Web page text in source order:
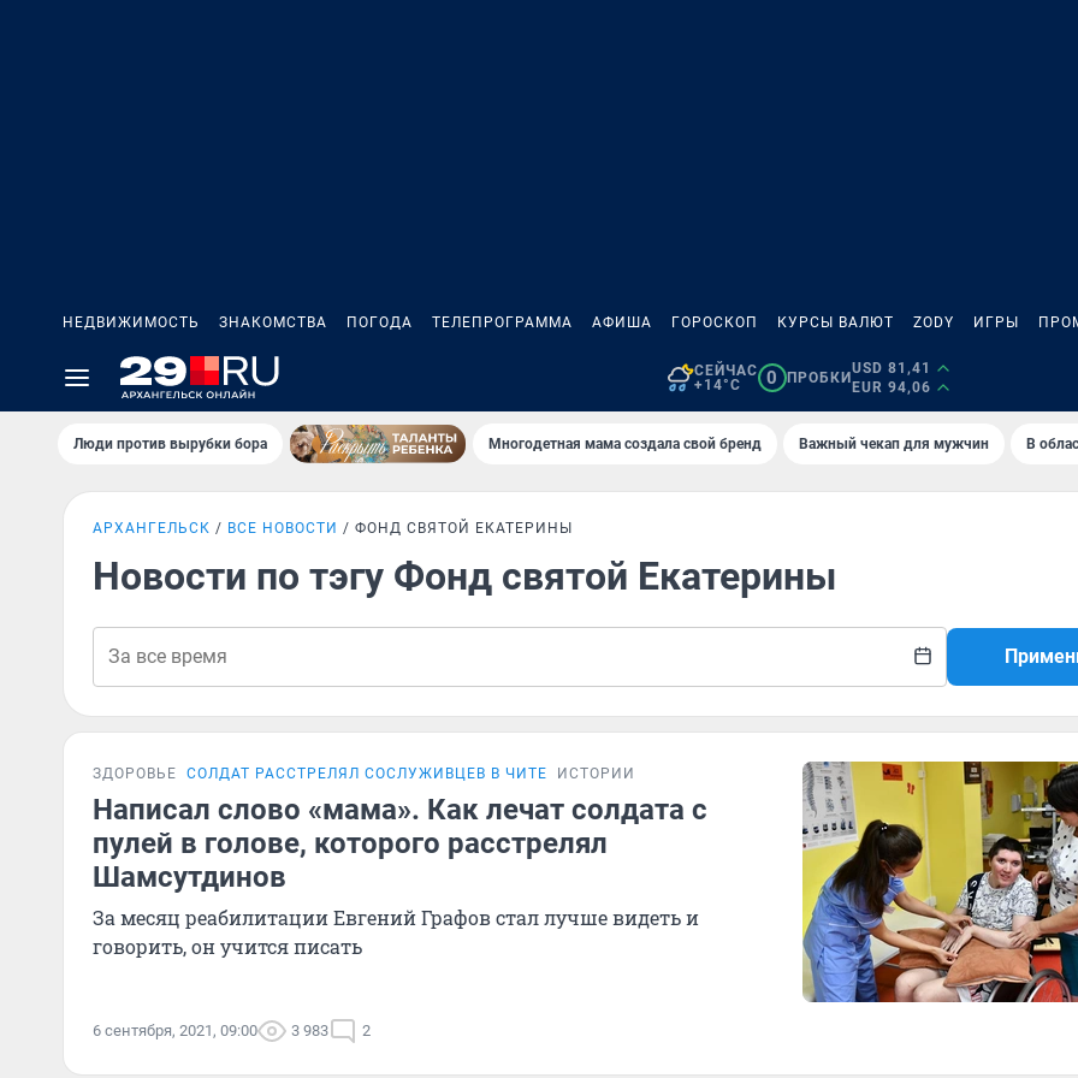
НЕДВИЖИМОСТЬ ЗНАКОМСТВА ПОГОДА ТЕЛЕПРОГРАММА АФИША ГОРОСКОП КУРСЫ ВАЛЮТ ZODY ИГРЫ
СЕЙЧАС
+14°C
0 ПРОБКИ
USD 81,41
EUR 94,06
Люди против вырубки бора Многодетная мама создала свой бренд Важный чекап для мужчин В
АРХАНГЕЛЬСК ВСЕ НОВОСТИ ФОНД СВЯТОЙ ЕКАТЕРИНЫ
Новости по тэгу Фонд святой Екатерины
ЗДОРОВЬЕ СОЛДАТ РАССТРЕЛЯЛ СОСЛУЖИВЦЕВ В ЧИТЕ ИСТОРИИ
Написал слово «мама». Как лечат солдата с
пулей в голове, которого расстрелял
Шамсутдинов
За месяц реабилитации Евгений Графов стал лучше видеть и
говорить, он учится писать
6 сентября, 2021, 09:00 3 983 2